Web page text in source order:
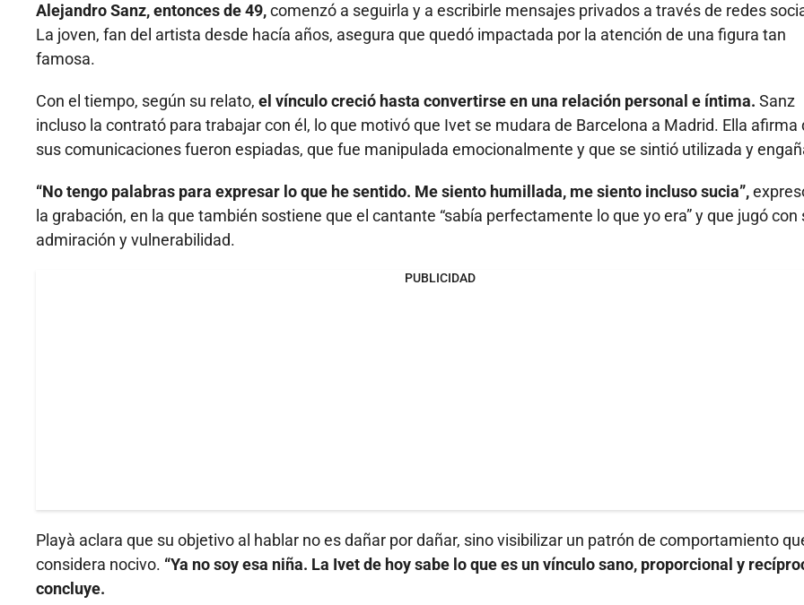
Alejandro Sanz, entonces de 49,comenzó a seguirla y a escribirle mensajes privados a través de redes
La joven, fan del artista desde hacía años, asegura que quedó impactada por la atención de una figura tan
famosa.
Con el tiempo, según su relato, el vínculo creció hasta convertirse en una relación personal e íntima. Sanz
incluso la contrató para trabajar con él, lo que motivó que Ivet se mudara de Barcelona a Madrid. Ella afirma
sus comunicaciones fueron espiadas, que fue manipulada emocionalmente y que se sintió utilizada y
“No tengo palabras para expresar lo que he sentido. Me siento humillada, me siento incluso sucia”,
la grabación, en la que también sostiene que el cantante “sabía perfectamente lo que yo era” y que jugó con
admiración y vulnerabilidad.
PUBLICIDAD
Playà aclara que su objetivo al hablar no es dañar por dañar, sino visibilizar un patrón de comportamiento
considera nocivo. “Ya no soy esa niña. La Ivet de hoy sabe lo que es un vínculo sano, proporcional y
concluye.